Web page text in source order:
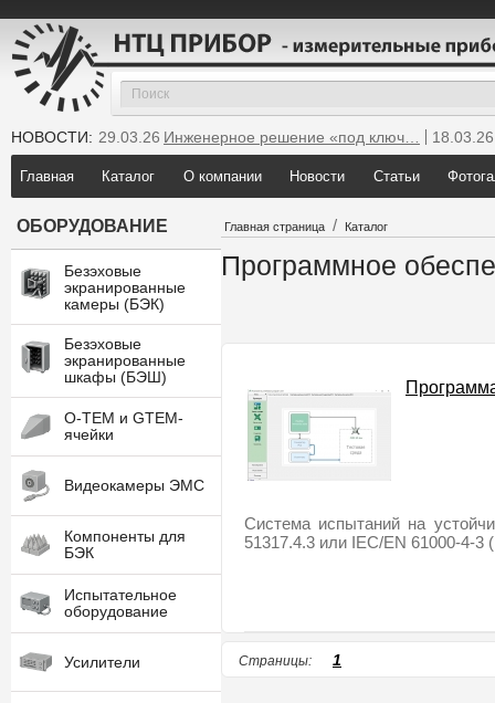
НОВОСТИ: 29.03.26 Инженерное решение «под ключ…
18.03.26
25.12.25Мы инсталлировали новую GTEM…
Главная Каталог О компании Новости Статьи
ОБОРУДОВАНИЕ
Безэховые
экранированные
камеры (БЭК)
Безэховые
экранированные
шкафы (БЭШ)
O-TEM и GTEM-
ячейки
Видеокамеры ЭМС
Компоненты для
БЭК
Испытательное
оборудование
Усилители
Главная страница / Каталог
Программное
Система испытаний на
51317.4.3 или IEC/EN 61000-4-
Страницы: 1